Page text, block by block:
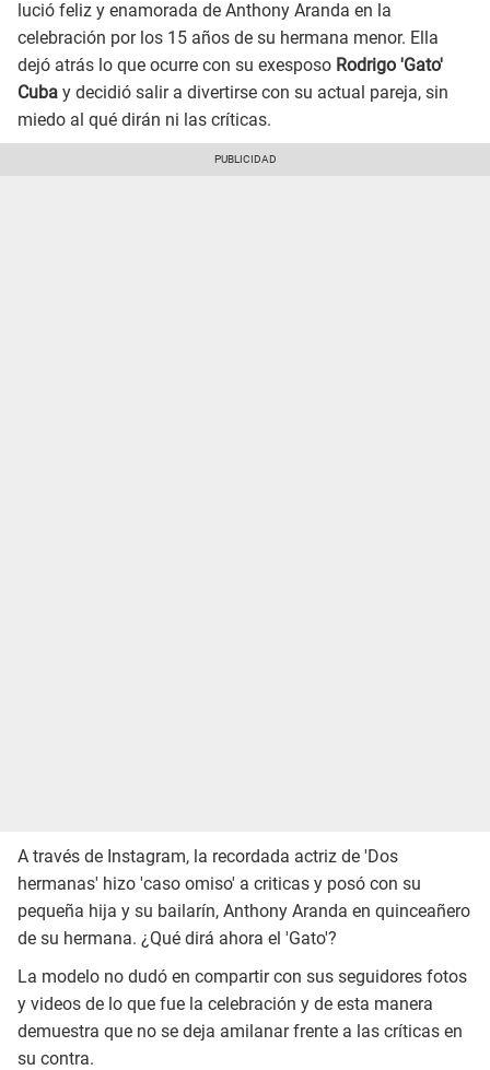
lució feliz y enamorada de Anthony Aranda en la
celebración por los 15 años de su hermana menor. Ella
dejó atrás lo que ocurre con su exesposo Rodrigo 'Gato'
Cuba y decidió salir a divertirse con su actual pareja, sin
miedo al qué dirán ni las críticas.
A través de Instagram, la recordada actriz de 'Dos
hermanas' hizo 'caso omiso' a criticas y posó con su
pequeña hija y su bailarín, Anthony Aranda en quinceañero
de su hermana. ¿Qué dirá ahora el 'Gato'?
La modelo no dudó en compartir con sus seguidores fotos
y videos de lo que fue la celebración y de esta manera
demuestra que no se deja amilanar frente a las críticas en
su contra.